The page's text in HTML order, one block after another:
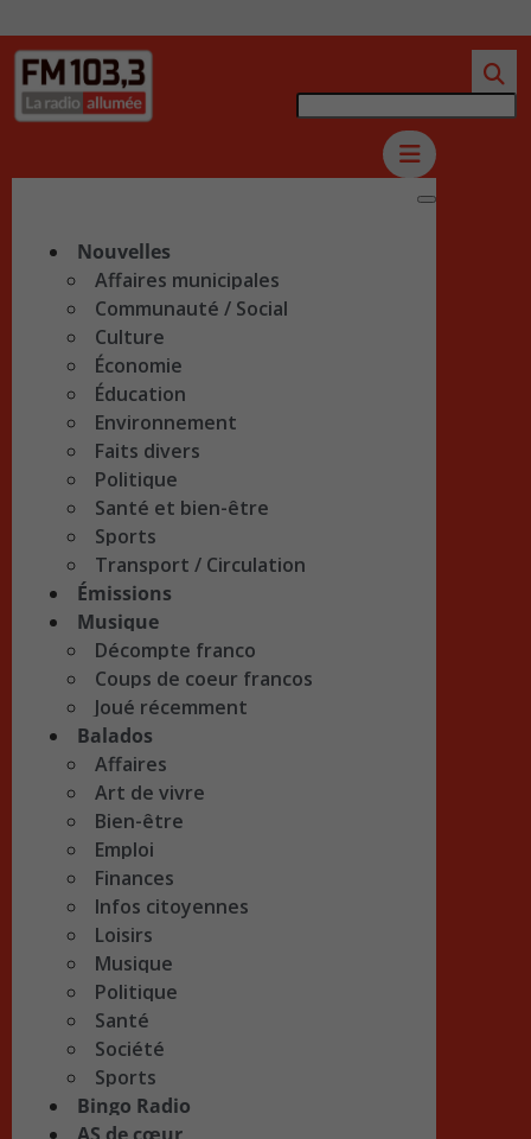
Nouvelles
Affaires municipales
Communauté / Social
Culture
Économie
Éducation
Environnement
Faits divers
Politique
Santé et bien-être
Sports
Transport / Circulation
Émissions
Musique
Décompte franco
Coups de coeur francos
Joué récemment
Balados
Affaires
Art de vivre
Bien-être
Emploi
Finances
Infos citoyennes
Loisirs
Musique
Politique
Santé
Société
Sports
Bingo Radio